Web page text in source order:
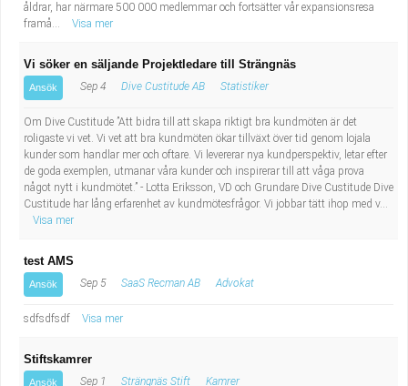
åldrar, har närmare 500 000 medlemmar och fortsätter vår expansionsresa
framå...
Visa mer
Vi söker en säljande Projektledare till Strängnäs
Ansök Sep 4 Dive Custitude AB Statistiker
Om Dive Custitude ”Att bidra till att skapa riktigt bra kundmöten är det
roligaste vi vet. Vi vet att bra kundmöten ökar tillväxt över tid genom lojala
kunder som handlar mer och oftare. Vi levererar nya kundperspektiv, letar efter
de goda exemplen, utmanar våra kunder och inspirerar till att våga prova
något nytt i kundmötet.” - Lotta Eriksson, VD och Grundare Dive Custitude Dive
Custitude har lång erfarenhet av kundmötesfrågor. Vi jobbar tätt ihop med v...
Visa mer
test AMS
Ansök Sep 5 SaaS Recman AB Advokat
sdfsdfsdf Visa mer
Stiftskamrer
Ansök Sep 1 Strängnäs Stift Kamrer